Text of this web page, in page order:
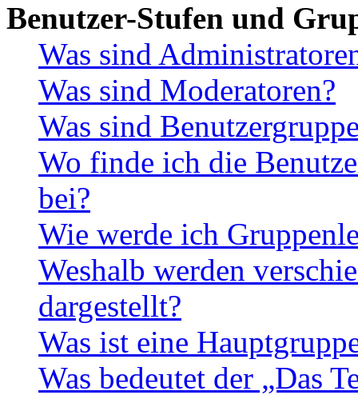
Benutzer-Stufen und
Was sind
Was sind Moderatoren?
Was sind
Wo finde ich die
bei?
Wie werde ich
Weshalb werden
dargestellt?
Was ist eine
Was bedeutet der „Das